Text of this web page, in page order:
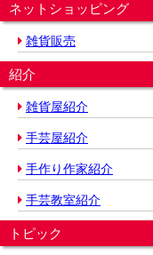
ネットショッピング
雑貨販売
紹介
雑貨屋紹介
手芸屋紹介
手作り作家紹介
手芸教室紹介
トピック